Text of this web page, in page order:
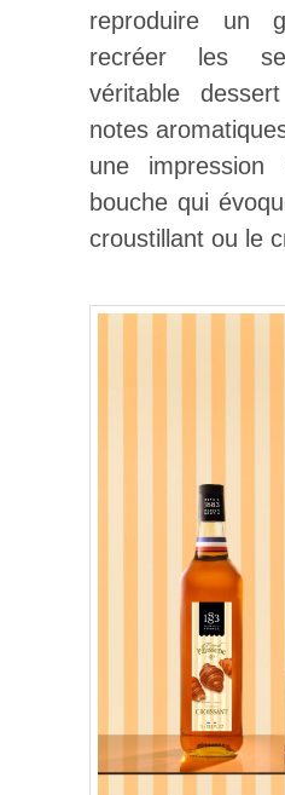
reproduire un
recréer les
véritable
notes
une
bouche qui
croustillant ou le